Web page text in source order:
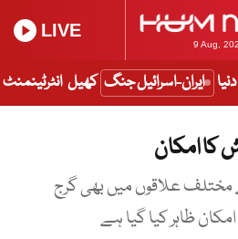
9 Aug,
LIVE
دنیا ایران-اسرائیل جنگ کھیل انٹرٹینمنٹ
کا امکان
مختلف علاقوں میں بھی گرج
ظاہر کیا گیا ہے